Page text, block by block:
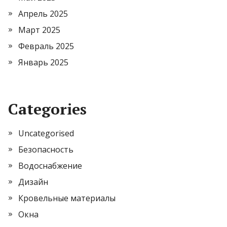
Апрель 2025
Март 2025
Февраль 2025
Январь 2025
Categories
Uncategorised
Безопасность
Водоснабжение
Дизайн
Кровельные материалы
Окна